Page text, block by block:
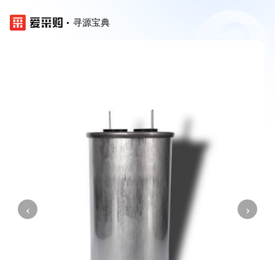
寻源宝典
‹ ›